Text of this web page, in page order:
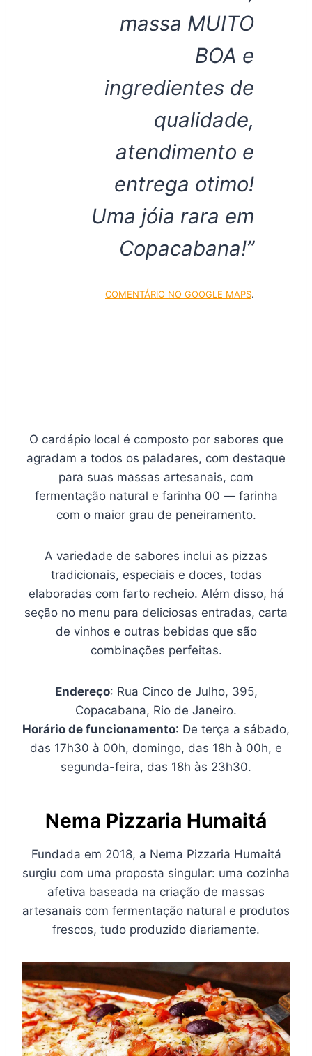
massa MUITO
BOA e
ingredientes de
qualidade,
atendimento e
entrega otimo!
Uma jóia rara em
Copacabana!”
COMENTÁRIO NO GOOGLE MAPS.
O cardápio local é composto por sabores que
agradam a todos os paladares, com destaque
para suas massas artesanais, com
fermentação natural e farinha 00 —farinha
com o maior grau de peneiramento.
A variedade de sabores inclui as pizzas
tradicionais, especiais e doces, todas
elaboradas com farto recheio. Além disso, há
seção no menu para deliciosas entradas, carta
de vinhos e outras bebidas que são
combinações perfeitas.
Endereço: Rua Cinco de Julho, 395,
Copacabana, Rio de Janeiro.
Horário de funcionamento: De terça a sábado,
das 17h30 à 00h, domingo, das 18h à 00h, e
segunda-feira, das 18h às 23h30.
Nema Pizzaria Humaitá
Fundada em 2018, a Nema Pizzaria Humaitá
surgiu com uma proposta singular: uma cozinha
afetiva baseada na criação de massas
artesanais com fermentação natural e produtos
frescos, tudo produzido diariamente.